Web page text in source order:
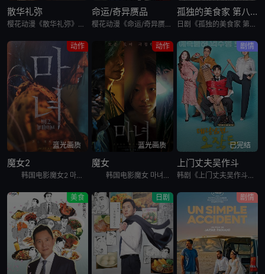
散华礼弥
樱花动漫《散华礼弥》又名Sankarea,僵尸哪有那么萌？(台),さんかれあ,散华礼弥，讲述了：散华礼弥（内田真礼 配音）本该是一个快乐活泼的女孩，可是与亡母过分想象的外貌激发了父亲散华团一郎（石冢运
命运/奇异赝品
樱花动漫《命运/奇异赝品》讲述了，魔术师与英灵为夺取能如愿所偿的愿望机“圣杯”而展开圣杯战争。日本的第五次圣杯战争结束后的几年，在美国西部的城市雪原市被观测到有新的圣杯战争预兆，集结的魔术师与英灵……
孤独的美食家 第八季
日剧《孤独的美食家 第八季》将围绕“勿忘初心”，挑战甜点特辑和美食剪辑等全新的主题，一定会让你大吃一惊。另外，那些藏在名不见经传的街头巷尾的美食也不容错过。备受瞩目的第一集将从那个热闹的地方启程。前所
动作
蓝光画质
魔女2
韩国电影魔女2 마녀 Part2. The Other One讲述了一名少女在某个巨型秘密实验室里醒来，她逃出实验室，偶然遇到努力从犯罪组织那里守护自己的家的庆熙。闯入庆熙家里的犯罪组织和少女冲突
动作
蓝光画质
魔女
韩国电影魔女 마녀讲述了10年前在一起奇怪的事故中独自生还的失忆少女子允，在一对老夫妇的抚养下长大。为了贴补家用，子允参加了某档电视节目，但让她没想到的是，就在节目播出后，开始有各种奇怪的人出现在
剧情
已完结
上门丈夫吴作斗
韩剧《上门丈夫吴作斗》讲述了，30代中半，什么都不缺的单身女，社会对单身女的偏见与不便，所以她为了获得“有夫之妇”的社会地位，而将吴作斗带回家作为入赘丈夫，两人从结婚到恋爱的逆行爱情故事，计划能引起这
美食 日剧 剧情